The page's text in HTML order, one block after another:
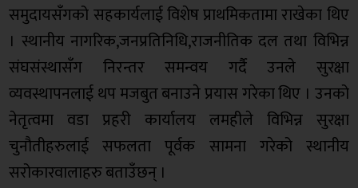
समुदायसँगको सहकार्यलाई विशेष प्राथमिकतामा राखेका थिए
। स्थानीय नागरिक,जनप्रतिनिधि,राजनीतिक दल तथा विभिन्न
संघसंस्थासँग निरन्तर समन्वय गर्दै उनले सुरक्षा
व्यवस्थापनलाई थप मजबुत बनाउने प्रयास गरेका थिए । उनको
नेतृत्वमा वडा प्रहरी कार्यालय लमहीले विभिन्न सुरक्षा
चुनौतीहरुलाई सफलता पूर्वक सामना गरेको स्थानीय
सरोकारवालाहरु बताउँछन् ।